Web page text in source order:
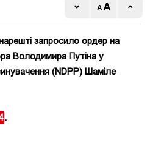
запросило ордер на
Володимира Путіна у
(NDPP) Шаміле
.